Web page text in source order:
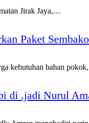
Jirak Jaya,…
Paket
kebutuhan bahan
di .jadi Nurul